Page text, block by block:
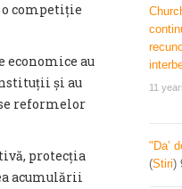
o competiție
economice au
și au
reformelor
protecția
acumulării
11
"Da’
(Stiri)